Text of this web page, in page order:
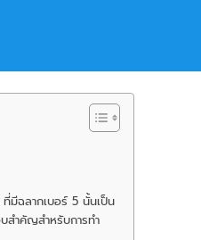
มีฉลากเบอร์ 5 นั้นเป็น
บสำคัญสำหรับการทำ